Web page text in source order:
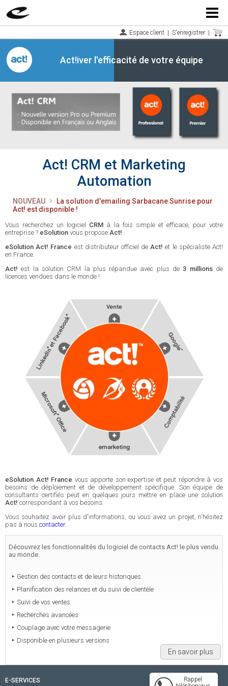
Menu
Espace client S'enregistrer
Act!iver l'efficacité de votre équipe
Act! CRM et Marketing
Automation
NOUVEAU
La solution d'emailing Sarbacane Sunrise pour
Act! est disponible !
Vous recherchez un logiciel CRM à la fois simple et efficace, pour votre
entreprise ? eSolution vous propose Act!
eSolution Act! France est distributeur officiel deAct! et le spécialiste Act!
en France.
Act! est la solution CRM la plus répandue avec plus de3 millionsde
licences vendues dans le monde !
eSolution Act! France vous apporte son expertise et peut répondre à vos
besoins de déploiement et de développement spécifique. Son équipe de
consultants certifiés peut en quelques jours mettre en place une solution
Act! correspondant à vos besoins.
Vous souhaitez avoir plus d'informations, ou vous avez un projet, n'hésitez
pas à nous contacter.
Découvrez les fonctionnalités du logiciel de contacts Act! le plus vendu
au monde.
Gestion des contacts et de leurs historiques.
Planification des relances et du suivi de clientèle
Suivi de vos ventes
Recherches avancées
Couplage avec votre messagerie
Disponible en plusieurs versions
En savoir plus
Rappel
E-SERVICES